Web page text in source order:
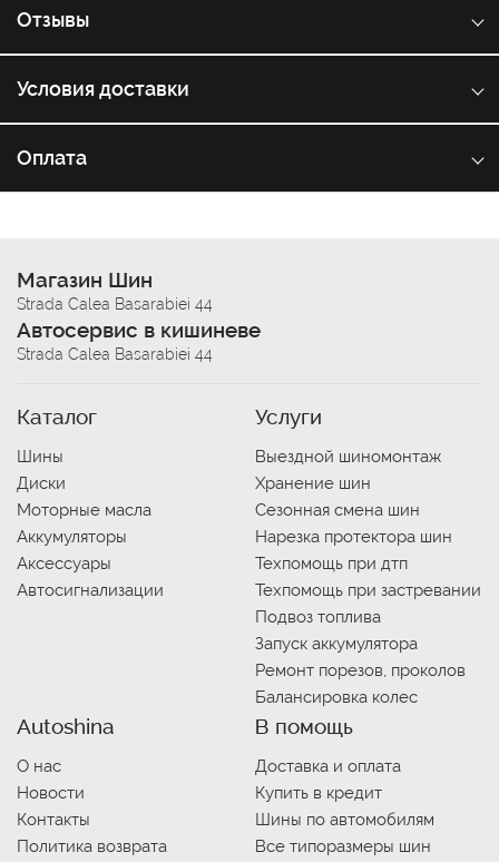
Отзывы
Условия доставки
Оплата
Магазин Шин
Strada Calea Basarabiei 44
Автосервис в кишиневе
Strada Calea Basarabiei 44
Каталог
Шины
Диски
Моторные масла
Аккумуляторы
Аксессуары
Автосигнализации
Услуги
Выездной шиномонтаж
Хранение шин
Сезонная смена шин
Нарезка протектора шин
Техпомощь при дтп
Техпомощь при застревании
Подвоз топлива
Запуск аккумулятора
Ремонт порезов, проколов
Балансировка колес
Autoshina
О нас
Новости
Контакты
Политика возврата
В помощь
Доставка и оплата
Купить в кредит
Шины по автомобилям
Все типоразмеры шин